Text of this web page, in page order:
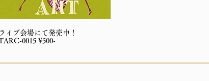
ライブ会場にて発売中！
0015 ¥500-